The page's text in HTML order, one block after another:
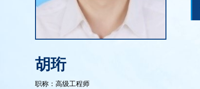
胡珩
职称：高级工程师